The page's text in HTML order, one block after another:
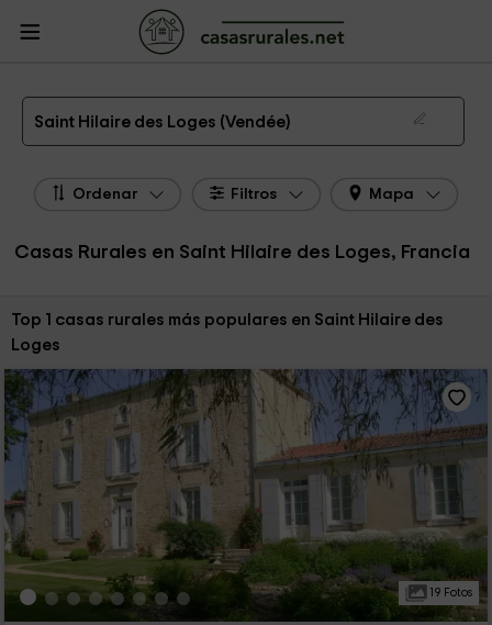
Casas Rurales Francia
Casas Rurales Vendée
Casas Rurales Saint Hilaire des Loges
Las 1 mejores casas rurales en Saint Hilaire des Loges de 2026
Saint Hilaire des Loges (Vendée)
Ordenar Filtros Mapa
Casas Rurales en Saint Hilaire des Loges, Francia
Ordenar por:
Top 1 casas rurales más populares en Saint Hilaire des
Loges
19 Fotos